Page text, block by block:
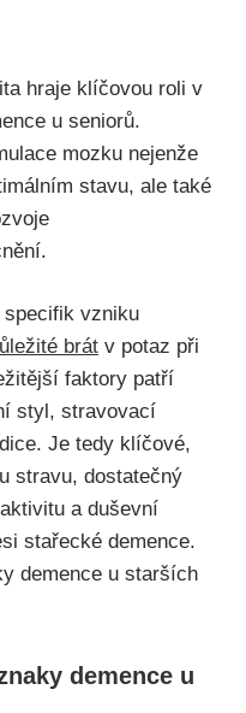
hraje klíčovou roli v
u seniorů.
mozku nejenže
stavu, ale také
specifik vzniku
brát v potaz při
faktory patří
styl, stravovací
Je tedy klíčové,
stravu, dostatečný
a duševní
stařecké demence.
demence u